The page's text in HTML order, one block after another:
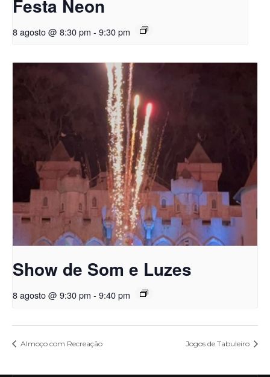
Festa Neon
8 agosto @ 8:30 pm - 9:30 pm
Show de Som e Luzes
8 agosto @ 9:30 pm - 9:40 pm
Almoço com Recreação Jogos de Tabuleiro